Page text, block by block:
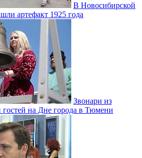
В Новосибирской
артефакт 1925 года
Звонари из
на Дне города в Тюмени